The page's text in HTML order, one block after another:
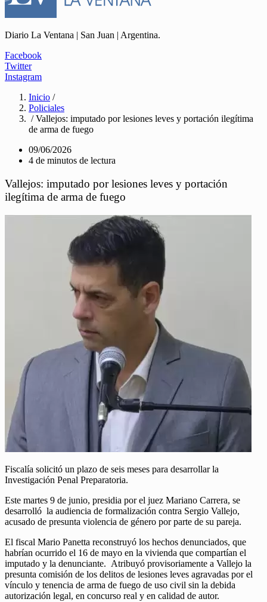
Diario La Ventana | San Juan | Argentina.
Facebook
Twitter
Instagram
Inicio /
Policiales
/ Vallejos: imputado por lesiones leves y portación ilegítima
de arma de fuego
09/06/2026
4 de minutos de lectura
Vallejos: imputado por lesiones leves y portación
ilegítima de arma de fuego
Fiscalía solicitó un plazo de seis meses para desarrollar la
Investigación Penal Preparatoria.
Este martes 9 de junio, presidia por el juez Mariano Carrera, se
desarrolló la audiencia de formalización contra Sergio Vallejo,
acusado de presunta violencia de género por parte de su pareja.
El fiscal Mario Panetta reconstruyó los hechos denunciados, que
habrían ocurrido el 16 de mayo en la vivienda que compartían el
imputado y la denunciante. Atribuyó provisoriamente a Vallejo la
presunta comisión de los delitos de lesiones leves agravadas por el
vínculo y tenencia de arma de fuego de uso civil sin la debida
autorización legal, en concurso real y en calidad de autor.